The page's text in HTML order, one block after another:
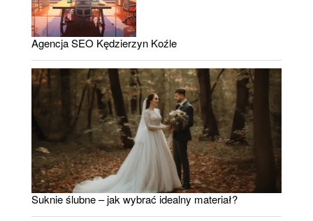
Agencja SEO Kędzierzyn Koźle
Suknie ślubne – jak wybrać idealny materiał?